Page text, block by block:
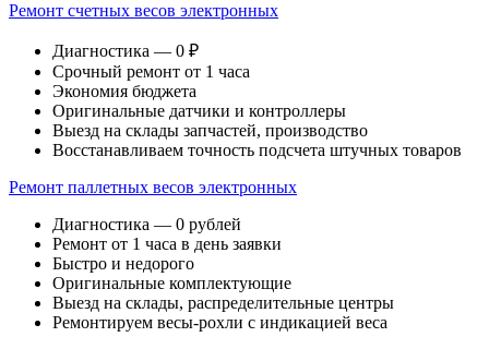
Ремонт счетных весов электронных
Диагностика — 0 ₽
Срочный ремонт от 1 часа
Экономия бюджета
Оригинальные датчики и контроллеры
Выезд на склады запчастей, производство
Восстанавливаем точность подсчета штучных товаров
Ремонт паллетных весов электронных
Диагностика — 0 рублей
Ремонт от 1 часа в день заявки
Быстро и недорого
Оригинальные комплектующие
Выезд на склады, распределительные центры
Ремонтируем весы-рохли с индикацией веса